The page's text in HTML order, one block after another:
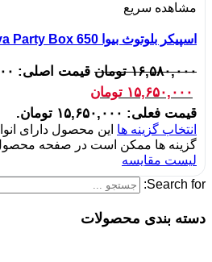
مشاهده سریع
اسپیکر بلوتوث بیوا Biva Party Box 650
۱۶,۵۸۰,۰۰۰ تومان قیمت اصلی: ۱۶,۵۸۰,۰۰۰ تومان بود.
۱۵,۶۵۰,۰۰۰ تومان
قیمت فعلی: ۱۵,۶۵۰,۰۰۰ تومان.
انتخاب گزینه ها این محصول دارای
گزینه ها ممکن است در صفحه
لیست مقایسه
Search for:
دسته بندی محصولات